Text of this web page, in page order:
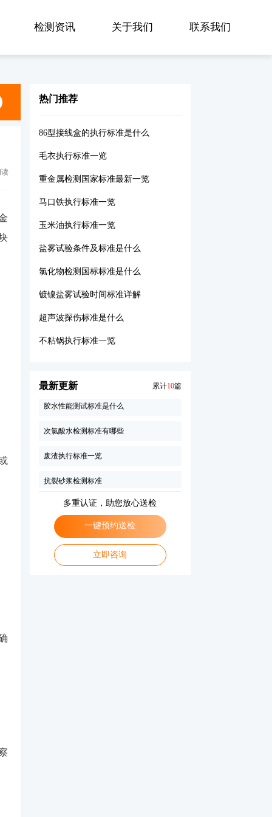
检测资讯 关于我们 联系我们
热门推荐
86型接线盒的执行标准是什么
毛衣执行标准一览
重金属检测国家标准最新一览
马口铁执行标准一览
玉米油执行标准一览
盐雾试验条件及标准是什么
氯化物检测国标标准是什么
镀镍盐雾试验时间标准详解
超声波探伤标准是什么
不粘锅执行标准一览
最新更新 累计10篇
絮凝剂执行标准一览
螺纹塞规检测标准一览
水性胶粘剂执行标准一览
减震支座执行标准一览
絮凝剂执行标准一览
多重认证，助您放心送检
一键预约送检
立即咨询